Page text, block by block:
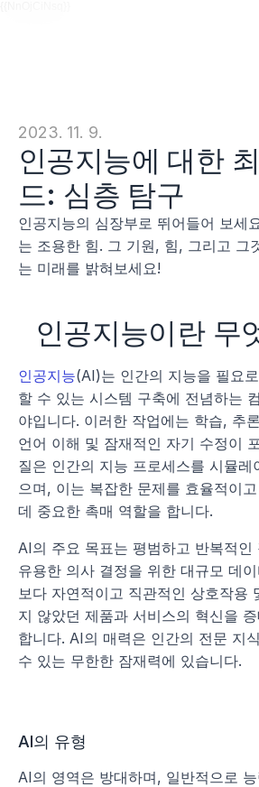
2023. 11. 9.
인공지능에 대한
드: 심층 탐구
인공지능의 심장부로 뛰어들어 보세
는 조용한 힘. 그 기원, 힘, 그리고 그
는 미래를 밝혀보세요!
인공지능이란 무
인공지능(AI)는 인간의 지능을 필요
할 수 있는 시스템 구축에 전념하는
야입니다. 이러한 작업에는 학습, 추
언어 이해 및 잠재적인 자기 수정이
질은 인간의 지능 프로세스를 시뮬레
으며, 이는 복잡한 문제를 효율적이
데 중요한 촉매 역할을 합니다.
AI의 주요 목표는 평범하고 반복적인
유용한 의사 결정을 위한 대규모 데
보다 자연적이고 직관적인 상호작용
지 않았던 제품과 서비스의 혁신을
합니다. AI의 매력은 인간의 전문 지
수 있는 무한한 잠재력에 있습니다.
AI의 유형
AI의 영역은 방대하며, 일반적으로